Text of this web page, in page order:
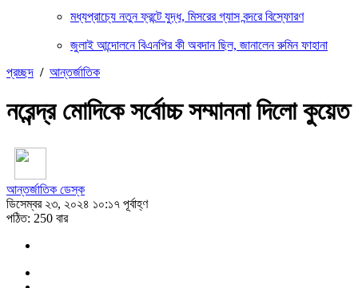
মধ্যপ্রাচ্যে নতুন ফ্রন্টে যুদ্ধ, মিসরের গ্যাস বন্দরে বিস্ফোরণ
জুলাই আন্দোলনে বিএনপির কী অবদান ছিল, জানালেন রুমিন ফাহানা
প্রচ্ছদ / আন্তর্জাতিক
নরেন্দ্র মোদিকে সর্বোচ্চ সম্মাননা দিলো কুয়েত
আন্তর্জাতিক ডেস্ক
ডিসেম্বর ২৩, ২০২৪ ১০:১৭ পূর্বাহ্ণ
পঠিত: 250 বার